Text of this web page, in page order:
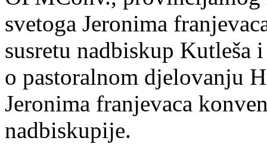
svetoga Jeronima
susretu nadbiskup
o pastoralnom djelovanju
Jeronima franjevaca
nadbiskupije.